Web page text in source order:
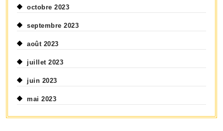
octobre 2023
septembre 2023
août 2023
juillet 2023
juin 2023
mai 2023